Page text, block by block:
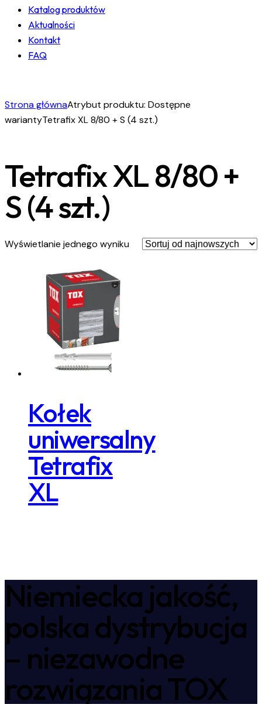
Katalog produktów
Aktualności
Kontakt
FAQ
1
Strona głównaAtrybut produktu: Dostępne
wariantyTetrafix XL 8/80 + S (4 szt.)
Tetrafix XL 8/80 +
S (4 szt.)
Wyświetlanie jednego wyniku
Kołek
uniwersalny
Tetrafix
XL
Niemiecka jakość,
polska dystrybucja
– niezawodne
rozwiązania TOX